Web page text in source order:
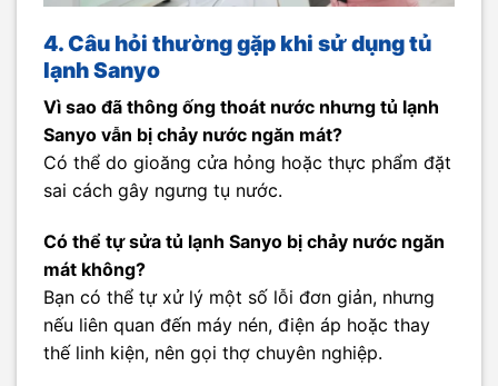
4. Câu hỏi thường gặp khi sử dụng tủ
lạnh Sanyo
Vì sao đã thông ống thoát nước nhưng tủ lạnh
Sanyo vẫn bị chảy nước ngăn mát?
Có thể do gioăng cửa hỏng hoặc thực phẩm đặt
sai cách gây ngưng tụ nước.
Có thể tự sửa tủ lạnh Sanyo bị chảy nước ngăn
mát không?
Bạn có thể tự xử lý một số lỗi đơn giản, nhưng
nếu liên quan đến máy nén, điện áp hoặc thay
thế linh kiện, nên gọi thợ chuyên nghiệp.